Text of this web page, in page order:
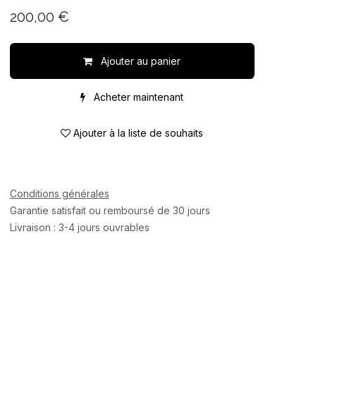
200,00 €
Ajouter au panier
Acheter maintenant
Ajouter à la liste de souhaits
Conditions générales
Garantie satisfait ou remboursé de 30 jours
Livraison : 3-4 jours ouvrables